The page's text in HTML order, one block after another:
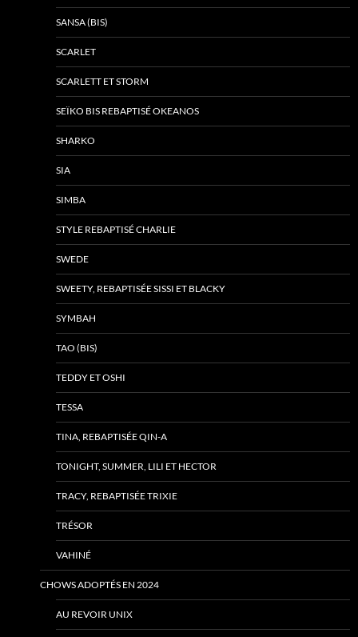
SANSA (BIS)
SCARLET
SCARLETT ET STORM
SEÏKO BIS REBAPTISÉ OKEANOS
SHARKO
SIA
SIMBA
STYLE REBAPTISÉ CHARLIE
SWEDE
SWEETY, REBAPTISÉE SISSI ET BLACKY
SYMBAH
TAO (BIS)
TEDDY ET OSHI
TESSA
TINA, REBAPTISÉE QIN-A
TONIGHT, SUMMER, LILI ET HECTOR
TRACY, REBAPTISÉE TRIXIE
TRÉSOR
VAHINÉ
CHOWS ADOPTÉS EN 2024
AU REVOIR UNIX